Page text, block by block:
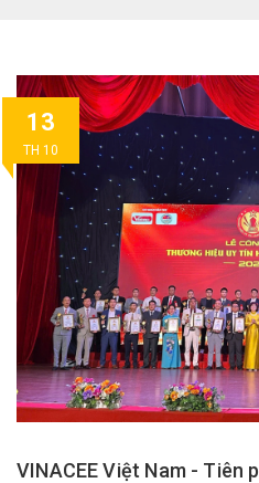
13
TH 10
VINACEE Việt Nam - Tiên